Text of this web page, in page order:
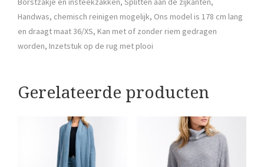
Handwas, chemisch reinigen mogelijk, Ons model is 178 cm lang
en draagt maat 36/XS, Kan met of zonder riem gedragen
worden, Inzetstuk op de rug met plooi
Gerelateerde producten